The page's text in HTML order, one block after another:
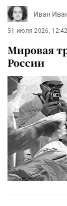
Иван
31 июля 2026, 12:42
Мировая
России